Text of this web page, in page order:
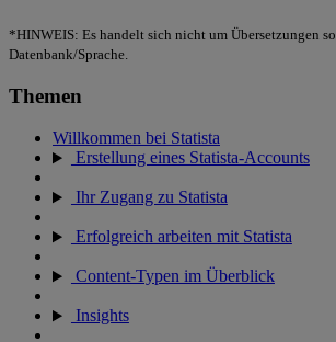
*HINWEIS: Es handelt sich nicht um Übersetzungen
Datenbank/Sprache.
Themen
Willkommen bei Statista
Erstellung eines Statista-Accounts
Ihr Zugang zu Statista
Erfolgreich arbeiten mit Statista
Content-Typen im Überblick
Insights